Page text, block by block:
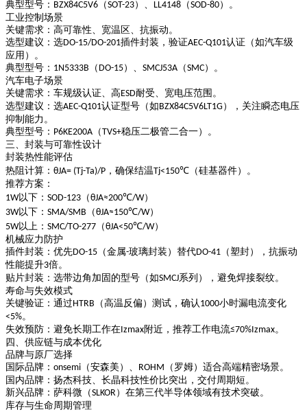
典型型号 ： BZX84C5V6 （SOT-23）、 LL4148 （SOD-80）。
工业控制场景
关键需求 ：高可靠性、宽温区、抗振动。
选型建议 ：选DO-15/DO-201插件封装，验证AEC-Q101认证（如汽车级
应用）。
典型型号 ： 1N5333B （ DO-15）、 SMCJ53A （SMC）。
汽车电子场景
关键需求 ：车规级认证、高ESD耐受、宽电压范围。
选型建议 ：选AEC-Q101认证型号（如BZX84C5V6LT1G），关注瞬态电压
抑制能力。
典型型号 ： P6KE200A （TVS+稳压二极管二合一）。
三、封装与可靠性设计
封装热性能评估
热阻计算 ： θJA= (Tj-Ta)/P ，确保结温Tj<150℃ （硅基器件）。
推荐方案 ：
1W以下： SOD-123 （θJA≈200℃/W）
3W以下： SMA/SMB （θJA≈150℃/W）
5W以上： SMC/TO-277 （θJA<50℃/W）
机械应力防护
插件封装 ：优先DO-15 （金属-玻璃封装）替代DO-41 （塑封），抗振动
性能提升3倍。
贴片封装 ：选带边角加固的型号（如SMCJ系列），避免焊接裂纹。
寿命与失效模式
关键验证 ：通过HTRB （高温反偏）测试，确认 1000小时漏电流变化
<5%。
失效预防 ：避免长期工作在Izmax附近，推荐工作电流≤70%Izmax。
四、供应链与成本优化
品牌与原厂选择
国际品牌 ： onsemi （安森美）、 ROHM （罗姆）适合高端精密场景。
国内品牌 ：扬杰科技、长晶科技性价比突出，交付周期短。
新兴品牌 ：萨科微（SLKOR）在第三代半导体领域有技术突破。
库存与生命周期管理